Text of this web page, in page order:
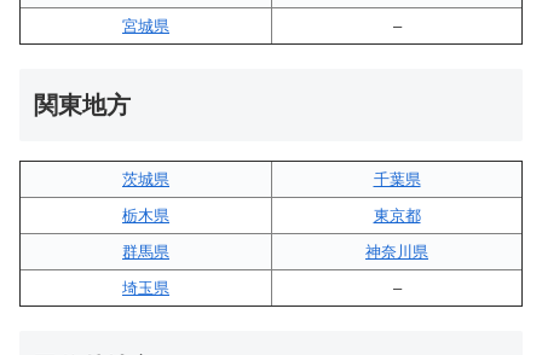
宮城県
–
関東地方
茨城県
千葉県
栃木県
東京都
群馬県
神奈川県
埼玉県
–